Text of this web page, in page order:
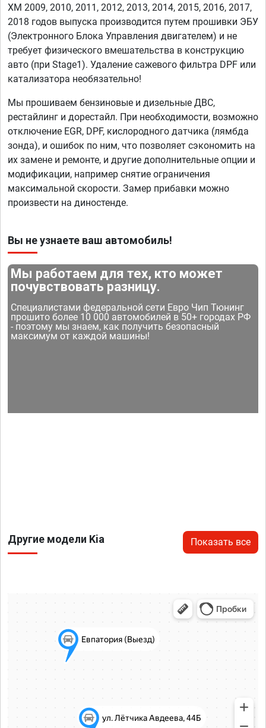
XM 2009, 2010, 2011, 2012, 2013, 2014, 2015, 2016, 2017,
2018 годов выпуска производится путем прошивки ЭБУ
(Электронного Блока Управления двигателем) и не
требует физического вмешательства в конструкцию
авто (при Stage1). Удаление сажевого фильтра DPF или
катализатора необязательно!
Мы прошиваем бензиновые и дизельные ДВС,
рестайлинг и дорестайл. При необходимости, возможно
отключение EGR, DPF, кислородного датчика (лямбда
зонда), и ошибок по ним, что позволяет сэкономить на
их замене и ремонте, и другие дополнительные опции и
модификации, например снятие ограничения
максимальной скорости. Замер прибавки можно
произвести на диностенде.
Вы не узнаете ваш автомобиль!
Мы работаем для тех, кто может
почувствовать разницу.
Специалистами федеральной сети Евро Чип Тюнинг
прошито более 10 000 автомобилей в 50+ городах РФ
- поэтому мы знаем, как получить безопасный
максимум от каждой машины!
Другие модели Kia Показать все